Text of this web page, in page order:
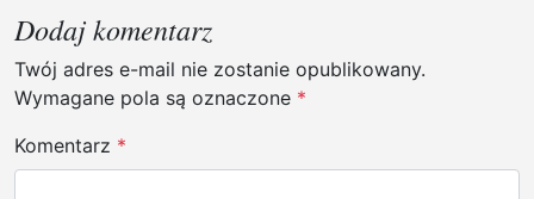
g
a
c
j
a
Dodaj komentarz
Twój adres e-mail nie zostanie opublikowany.
Wymagane pola są oznaczone *
Komentarz *